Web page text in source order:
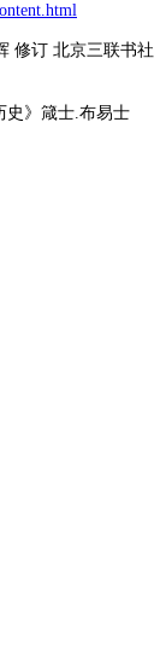
修订 北京三联书社
史》箴士.布易士